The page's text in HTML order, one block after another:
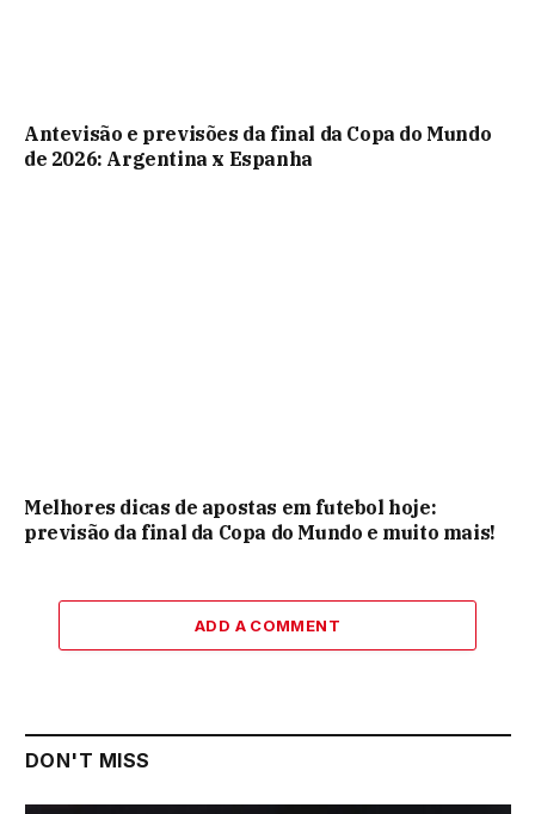
Antevisão e previsões da final da Copa do Mundo
de 2026: Argentina x Espanha
Melhores dicas de apostas em futebol hoje:
previsão da final da Copa do Mundo e muito mais!
ADD A COMMENT
DON'T MISS